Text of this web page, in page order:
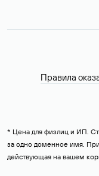
Правила
* Цена для физлиц и ИП.
за одно доменное имя.
действующая на вашем